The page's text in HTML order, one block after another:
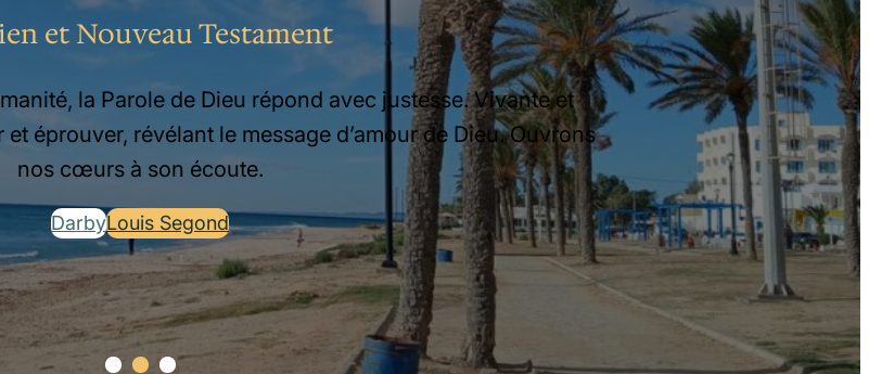
tu es, parlons de foi et de vie.
pour partager, prier et s’encourager ensemble.